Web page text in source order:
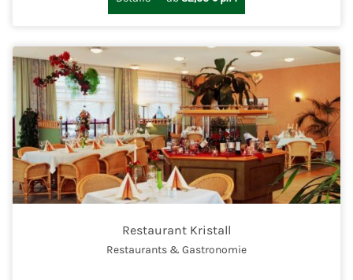
Restaurant Kristall
Restaurants & Gastronomie